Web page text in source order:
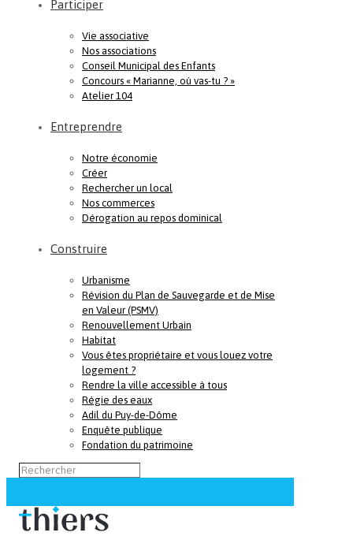
Participer
Vie associative
Nos associations
Conseil Municipal des Enfants
Concours « Marianne, où vas-tu ? »
Atelier 104
Entreprendre
Notre économie
Créer
Rechercher un local
Nos commerces
Dérogation au repos dominical
Construire
Urbanisme
Révision du Plan de Sauvegarde et de Mise
en Valeur (PSMV)
Renouvellement Urbain
Habitat
Vous êtes propriétaire et vous louez votre
logement ?
Rendre la ville accessible à tous
Régie des eaux
Adil du Puy-de-Dôme
Enquête publique
Fondation du patrimoine